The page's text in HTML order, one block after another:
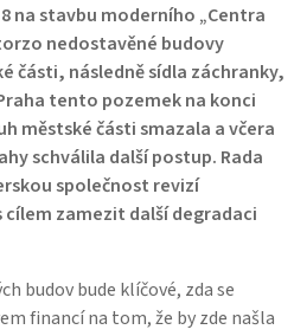
na stavbu moderního „Centra
nedostavěné budovy
části, následně sídla záchranky,
tento pozemek na konci
městské části smazala a včera
schválila další postup. Rada
společnost revizí
zamezit další degradaci
budov bude klíčové, zda se
financí na tom, že by zde našla